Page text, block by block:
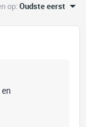
op:Oudste eerst